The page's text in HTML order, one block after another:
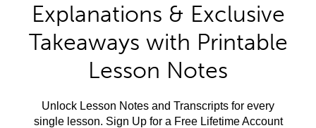
Explanations & Exclusive
Takeaways with Printable
Lesson Notes
Unlock Lesson Notes and Transcripts for every
single lesson. Sign Up for a Free Lifetime Account